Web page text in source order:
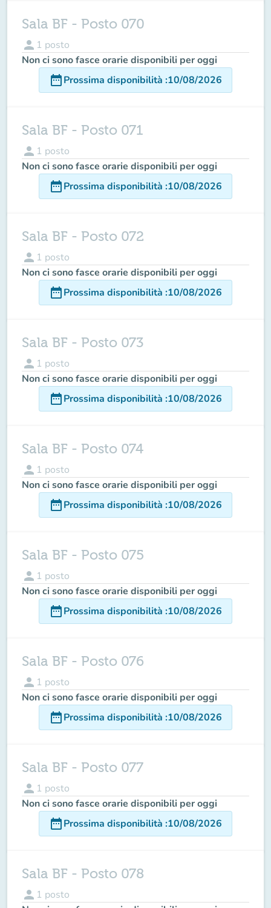
Sala BF - Posto 070
person 1 posto
Non ci sono fasce orarie disponibili per oggi
date_rangeProssima disponibilità :10/08/2026
Sala BF - Posto 071
person 1 posto
Non ci sono fasce orarie disponibili per oggi
date_rangeProssima disponibilità :10/08/2026
Sala BF - Posto 072
person 1 posto
Non ci sono fasce orarie disponibili per oggi
date_rangeProssima disponibilità :10/08/2026
Sala BF - Posto 073
person 1 posto
Non ci sono fasce orarie disponibili per oggi
date_rangeProssima disponibilità :10/08/2026
Sala BF - Posto 074
person 1 posto
Non ci sono fasce orarie disponibili per oggi
date_rangeProssima disponibilità :10/08/2026
Sala BF - Posto 075
person 1 posto
Non ci sono fasce orarie disponibili per oggi
date_rangeProssima disponibilità :10/08/2026
Sala BF - Posto 076
person 1 posto
Non ci sono fasce orarie disponibili per oggi
date_rangeProssima disponibilità :10/08/2026
Sala BF - Posto 077
person 1 posto
Non ci sono fasce orarie disponibili per oggi
date_rangeProssima disponibilità :10/08/2026
Sala BF - Posto 078
person 1 posto